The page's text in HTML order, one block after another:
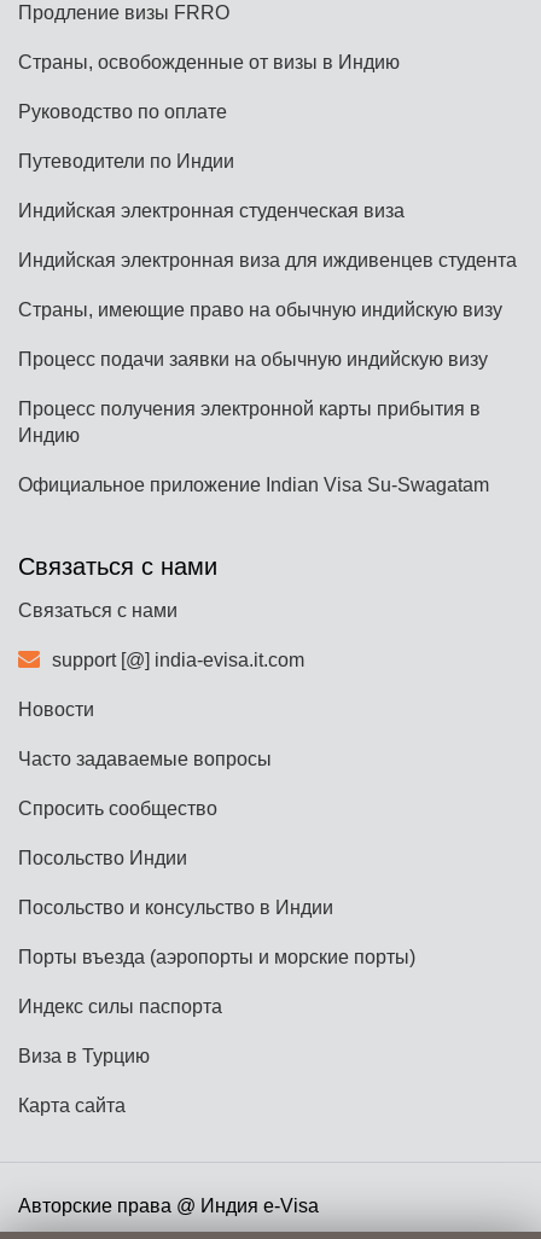
Продление визы FRRO
Страны, освобожденные от визы в Индию
Руководство по оплате
Путеводители по Индии
Индийская электронная студенческая виза
Индийская электронная виза для иждивенцев студента
Страны, имеющие право на обычную индийскую визу
Процесс подачи заявки на обычную индийскую визу
Процесс получения электронной карты прибытия в
Индию
Официальное приложение Indian Visa Su-Swagatam
Связаться с нами
Связаться с нами
support [@] india-evisa.it.com
Новости
Часто задаваемые вопросы
Спросить сообщество
Посольство Индии
Посольство и консульство в Индии
Порты въезда (аэропорты и морские порты)
Индекс силы паспорта
Виза в Турцию
Карта сайта
Авторские права @ Индия e-Visa